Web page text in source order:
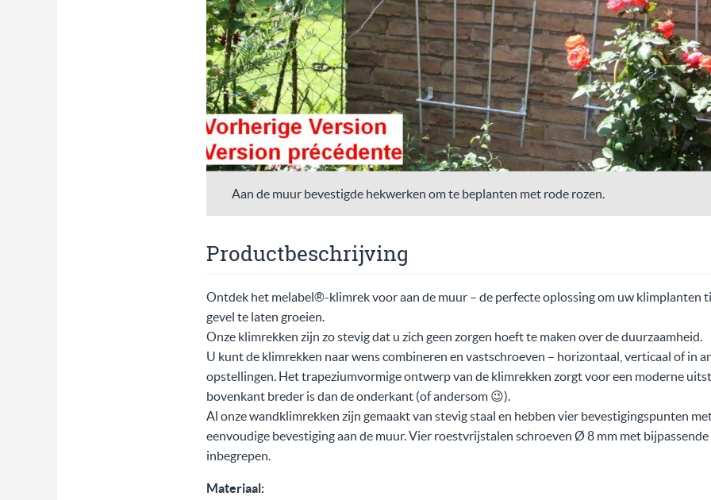
Aan de muur bevestigde hekwerken om te beplanten met rode rozen.
Productbeschrijving
Ontdek het melabel®-klimrek voor aan de muur – de perfecte oplossing om uw klimplanten
gevel te laten groeien.
Onze klimrekken zijn zo stevig dat u zich geen zorgen hoeft te maken over de duurzaamheid.
U kunt de klimrekken naar wens combineren en vastschroeven – horizontaal, verticaal of in
opstellingen. Het trapeziumvormige ontwerp van de klimrekken zorgt voor een moderne
bovenkant breder is dan de onderkant (of andersom 😉).
Al onze wandklimrekken zijn gemaakt van stevig staal en hebben vier bevestigingspunten
eenvoudige bevestiging aan de muur. Vier roestvrijstalen schroeven Ø 8 mm met
inbegrepen.
Materiaal: